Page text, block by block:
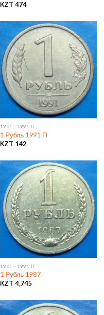
KZT 474
1961—1991 ГГ
1 Рубль 1991 П
KZT 142
1961—1991 ГГ
1 Рубль 1987
KZT 4,745